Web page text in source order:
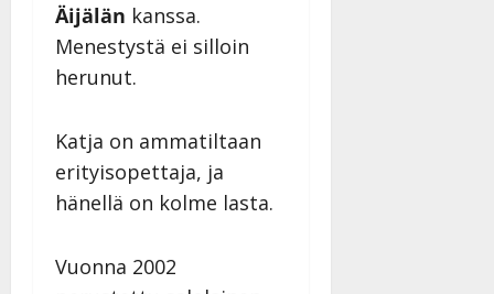
Äijälän kanssa.
Menestystä ei silloin
herunut.
Katja on ammatiltaan
erityisopettaja, ja
hänellä on kolme lasta.
Vuonna 2002